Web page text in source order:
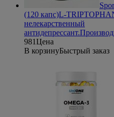
(120 капс)L-
нелекарственный
антидепрессант.
981Цена
В корзинуБыстрый заказ